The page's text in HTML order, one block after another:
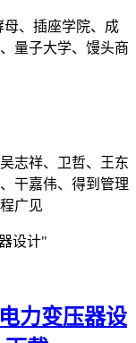
、插座学院、成
量子大学、馒头商
志祥、卫哲、王东
干嘉伟、得到管理
广见
设计"
力变压器设